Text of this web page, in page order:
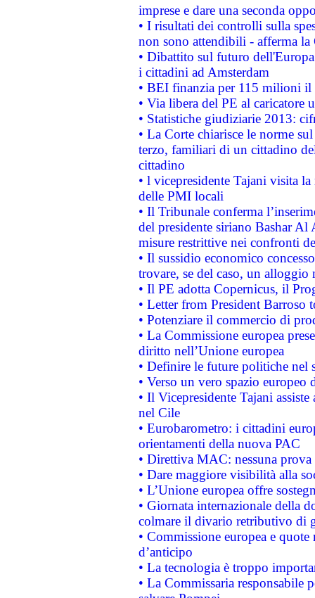
imprese e dare una seconda
• I risultati dei controlli sulla
non sono attendibili - afferma la
• Dibattito sul futuro
i cittadini ad Amsterdam
• BEI finanzia per 115 milioni
• Via libera del PE al caricatore
• Statistiche giudiziarie 2013:
• La Corte chiarisce le norme
terzo, familiari di un cittadino
cittadino
• l vicepresidente Tajani visita
delle PMI locali
• Il Tribunale conferma
del presidente siriano Bashar Al
misure restrittive nei confronti
• Il sussidio economico
trovare, se del caso, un
• Il PE adotta Copernicus, il
• Letter from President Barroso
• Potenziare il commercio di
• La Commissione europea
diritto nell’Unione europea
• Definire le future politiche nel
• Verso un vero spazio
• Il Vicepresidente Tajani
nel Cile
• Eurobarometro: i cittadini
orientamenti della nuova PAC
• Direttiva MAC: nessuna
• Dare maggiore visibilità alla
• L’Unione europea offre
• Giornata internazionale della
colmare il divario retributivo di
• Commissione europea e
d’anticipo
• La tecnologia è troppo
• La Commissaria responsabile